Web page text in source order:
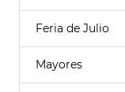
Feria de Julio
Mayores